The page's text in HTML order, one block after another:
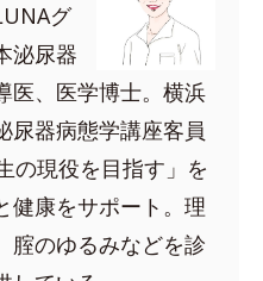
グ
泌尿器
医、医学博士。横浜
尿器病態学講座客員
の現役を目指す」を
健康をサポート。理
腟のゆるみなどを診